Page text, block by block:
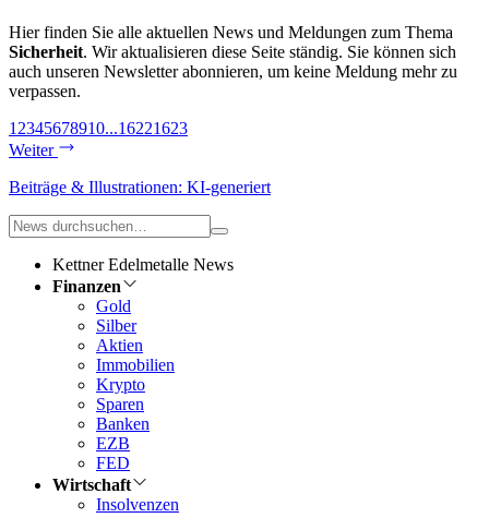
Hier finden Sie alle aktuellen News und Meldungen zum Thema
Sicherheit. Wir aktualisieren diese Seite ständig. Sie können sich
auch unseren Newsletter abonnieren, um keine Meldung mehr zu
verpassen.
1 2345678910...16221623
Weiter
Beiträge & Illustrationen: KI-generiert
Kettner Edelmetalle News
Finanzen
Gold
Silber
Aktien
Immobilien
Krypto
Sparen
Banken
EZB
FED
Wirtschaft
Insolvenzen